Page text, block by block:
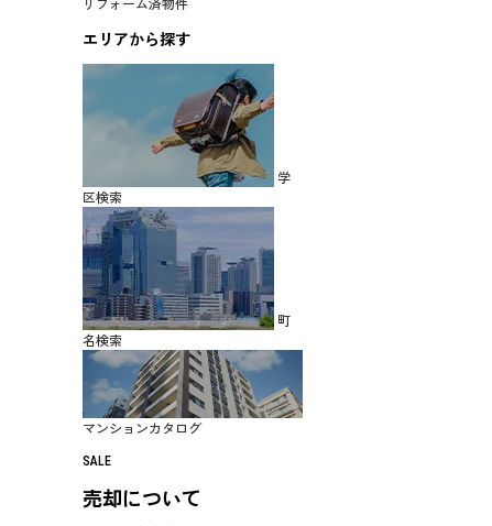
エリアから探す
学
区検索
町
名検索
マンションカタログ
SALE
売却について